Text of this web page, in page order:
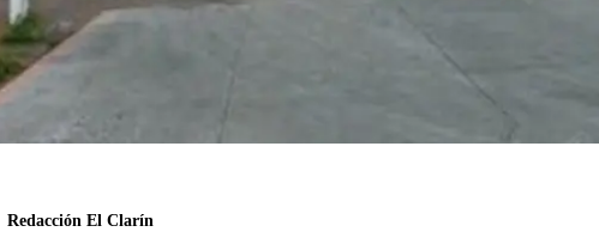
Redacción El Clarín